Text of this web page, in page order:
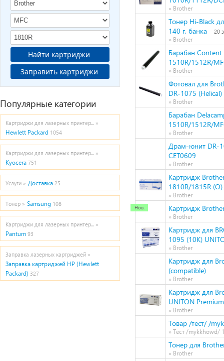
Найти картриджи
Заправить картриджи
Популярные категории
Картриджи для лазерных принтер... »
Hewlett Packard 1054
Картриджи для лазерных принтер... »
Kyocera 751
Услуги » Доставка 25
Тонер » Samsung 108
Картриджи для лазерных принтер... »
Pantum 93
Заправка лазерных картриджей »
Заправка картриджей HP (Hewlett
Packard) 327
» Brother
Тонер Hi-Black
140 г, банка
20
» Brother
Барабан
1510R/1512R/
» Brother
Фотовал для
DR-1075
» Brother
Барабан
1510R/1512R/
» Brother
Драм-юнит DR-
CET0609
» Brother
Картридж
1810R/1815R
» Brother
Картридж
» Brother
Картридж для
1095 (10K)
» Brother
Картридж для
(compatible)
» Brother
Картридж для
UNITON Premium
» Brother
Товар /тест/ /
» Тест /mykkhowd/
Тонер для
» Brother